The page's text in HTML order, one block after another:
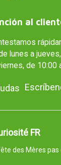
al
lunes a
de 10:00
FR
des Mères